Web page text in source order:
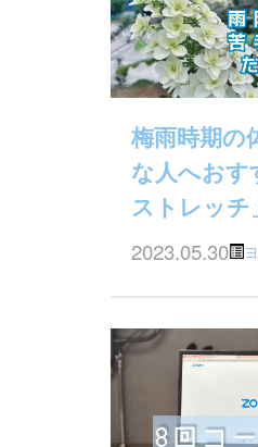
梅雨時期の
な人へおす
ストレッチ
2023.05.30